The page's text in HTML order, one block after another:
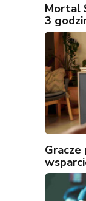
Mortal
3
Gracze